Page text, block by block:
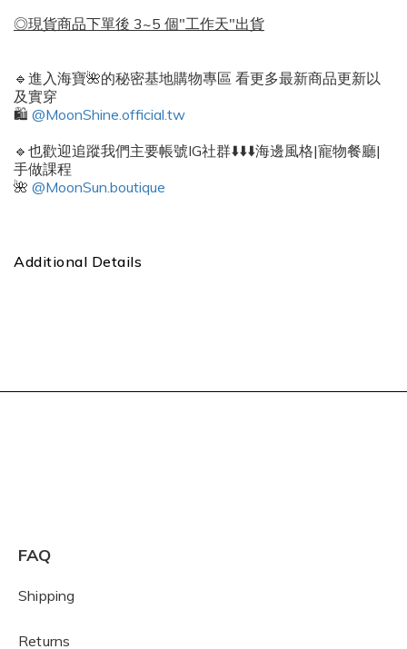
◎現貨商品下單後 3~5 個"工作天"出貨
🔹進入海寶🌺的秘密基地購物專區 看更多最新商品更新以
及實穿
🛍️ @MoonShine.official.tw
🔹也歡迎追蹤我們主要帳號IG社群⬇️⬇️⬇️海邊風格|寵物餐廳|
手做課程
🌺 @MoonSun.boutique
Additional Details
FAQ
Shipping
Returns